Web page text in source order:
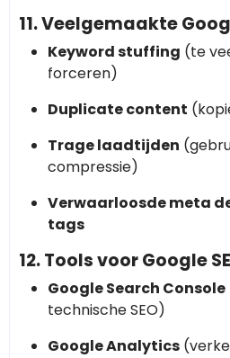
11. Veelgemaakte
Keyword stuffing (te
forceren)
Duplicate content
Trage laadtijden
compressie)
Verwaarloosde meta
tags
12. Tools voor Google
Google Search Console
technische SEO)
Google Analytics